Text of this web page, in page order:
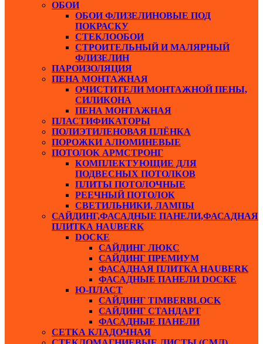
ОБОИ
ОБОИ ФЛИЗЕЛИНОВЫЕ ПОД
ПОКРАСКУ
СТЕКЛООБОИ
СТРОИТЕЛЬНЫЙ И МАЛЯРНЫЙ
ФЛИЗЕЛИН
ПАРОИЗОЛЯЦИЯ
ПЕНА МОНТАЖНАЯ
ОЧИСТИТЕЛИ МОНТАЖНОЙ ПЕНЫ,
СИЛИКОНА
ПЕНА МОНТАЖНАЯ
ПЛАСТИФИКАТОРЫ
ПОЛИЭТИЛЕНОВАЯ ПЛЁНКА
ПОРОЖКИ АЛЮМИНЕВЫЕ
ПОТОЛОК АРМСТРОНГ
КОМПЛЕКТУЮЩИЕ ДЛЯ
ПОДВЕСНЫХ ПОТОЛКОВ
ПЛИТЫ ПОТОЛОЧНЫЕ
РЕЕЧНЫЙ ПОТОЛОК
СВЕТИЛЬНИКИ, ЛАМПЫ
САЙДИНГ,ФАСАДНЫЕ ПАНЕЛИ,ФАСАДНАЯ
ПЛИТКА HAUBERK
DOCKE
САЙДИНГ ЛЮКС
САЙДИНГ ПРЕМИУМ
ФАСАДНАЯ ПЛИТКА HAUBERK
ФАСАДНЫЕ ПАНЕЛИ DOCKE
Ю-ПЛАСТ
САЙДИНГ TIMBERBLOCK
САЙДИНГ СТАНДАРТ
ФАСАДНЫЕ ПАНЕЛИ
СЕТКА КЛАДОЧНАЯ